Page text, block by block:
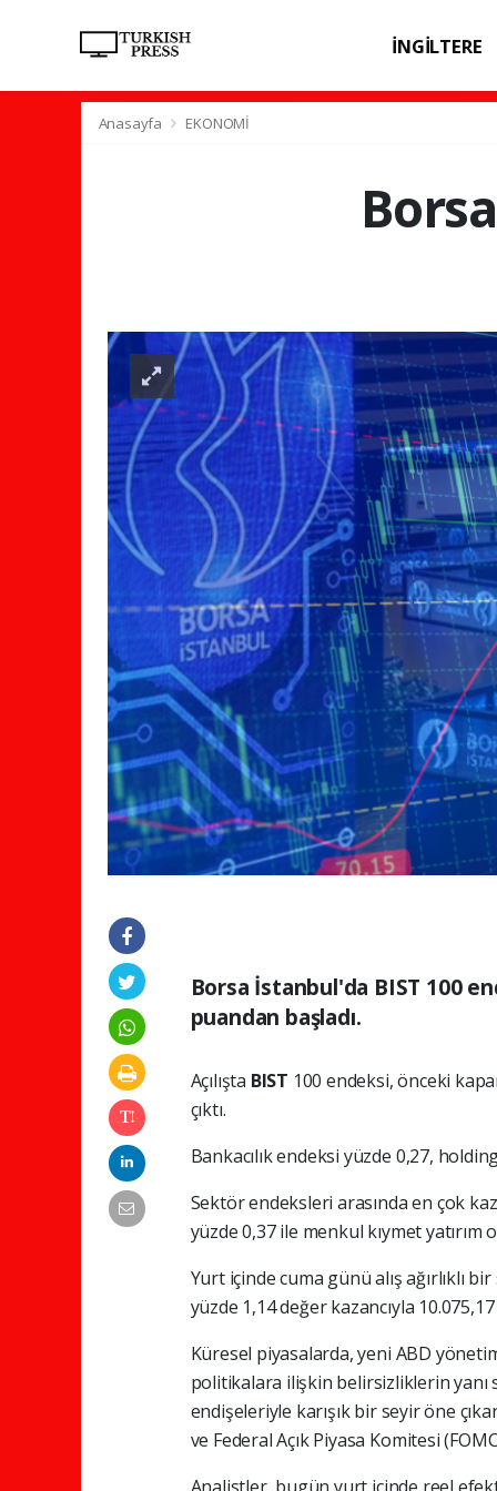
İNGİLTERE
Anasayfa EKONOMİ
Borsa İstanbul'da BIST 100
puandan başladı.
Açılışta BIST 100 endeksi, önceki
çıktı.
Bankacılık endeksi yüzde 0,27,
Sektör endeksleri arasında en çok
yüzde 0,37 ile menkul kıymet yatırım
Yurt içinde cuma günü alış ağırlıklı
yüzde 1,14 değer kazancıyla
Küresel piyasalarda, yeni ABD
politikalara ilişkin belirsizliklerin
endişeleriyle karışık bir seyir öne
ve Federal Açık Piyasa Komitesi
Analistler, bugün yurt içinde reel